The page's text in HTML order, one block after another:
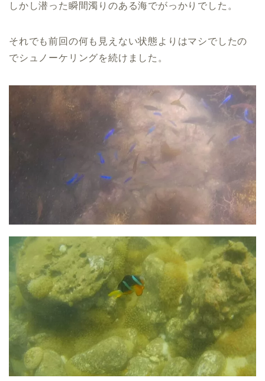
しかし潜った瞬間濁りのある海でがっかりでした。
それでも前回の何も見えない状態よりはマシでしたの
でシュノーケリングを続けました。